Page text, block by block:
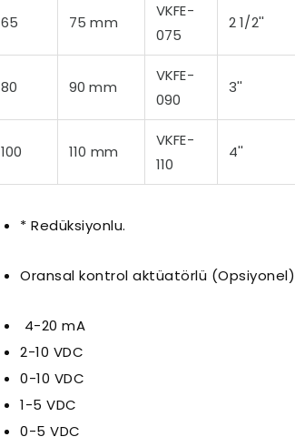
65 75 mm
VKFE-
075
2 1/2''
80 90 mm
VKFE-
090
3''
100 110 mm
VKFE-
110
4''
* Redüksiyonlu.
Oransal kontrol aktüatörlü
4-20 mA
2-10 VDC
0-10 VDC
1-5 VDC
0-5 VDC